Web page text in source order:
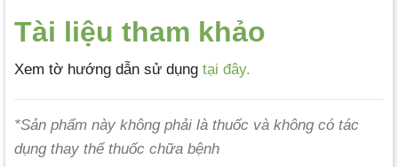
Tài liệu tham khảo
Xem tờ hướng dẫn sử dụng tại đây.
*Sản phẩm này không phải là thuốc và không có tác
dụng thay thế thuốc chữa bệnh